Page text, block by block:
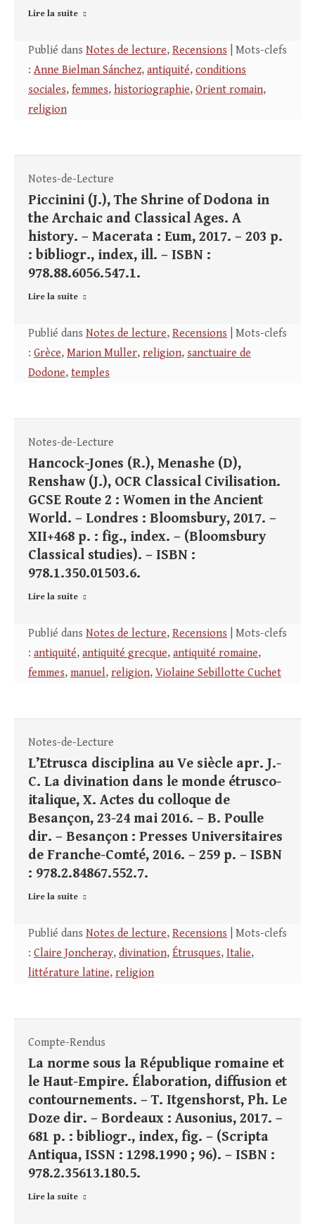
Lire la suite
Publié dans Notes de lecture, Recensions | Mots-clefs
: Anne Bielman Sánchez, antiquité, conditions
sociales, femmes, historiographie, Orient romain,
religion
Notes-de-Lecture
Piccinini (J.), The Shrine of Dodona in
the Archaic and Classical Ages. A
history. – Macerata : Eum, 2017. – 203 p.
: bibliogr., index, ill. – ISBN :
978.88.6056.547.1.
Lire la suite
Publié dans Notes de lecture, Recensions | Mots-clefs
: Grèce, Marion Muller, religion, sanctuaire de
Dodone, temples
Notes-de-Lecture
Hancock-Jones (R.), Menashe (D),
Renshaw (J.), OCR Classical Civilisation.
GCSE Route 2 : Women in the Ancient
World. – Londres : Bloomsbury, 2017. –
XII+468 p. : fig., index. – (Bloomsbury
Classical studies). – ISBN :
978.1.350.01503.6.
Lire la suite
Publié dans Notes de lecture, Recensions | Mots-clefs
: antiquité, antiquité grecque, antiquité romaine,
femmes, manuel, religion, Violaine Sebillotte Cuchet
Notes-de-Lecture
L’Etrusca disciplina au Ve siècle apr. J.-
C. La divination dans le monde étrusco-
italique, X. Actes du colloque de
Besançon, 23-24 mai 2016. – B. Poulle
dir. – Besançon : Presses Universitaires
de Franche-Comté, 2016. – 259 p. – ISBN
: 978.2.84867.552.7.
Lire la suite
Publié dans Notes de lecture, Recensions | Mots-clefs
: Claire Joncheray, divination, Étrusques, Italie,
littérature latine, religion
Compte-Rendus
La norme sous la République romaine et
le Haut-Empire. Élaboration, diffusion et
contournements. – T. Itgenshorst, Ph. Le
Doze dir. – Bordeaux : Ausonius, 2017. –
681 p. : bibliogr., index, fig. – (Scripta
Antiqua, ISSN : 1298.1990 ; 96). – ISBN :
978.2.35613.180.5.
Lire la suite